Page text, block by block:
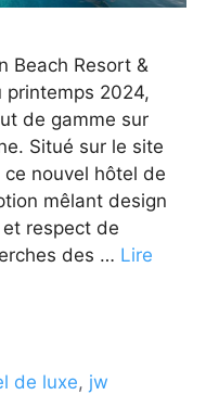
Beach Resort &
printemps 2024,
de gamme sur
Situé sur le site
nouvel hôtel de
mêlant design
respect de
des … Lire
de luxe, jw